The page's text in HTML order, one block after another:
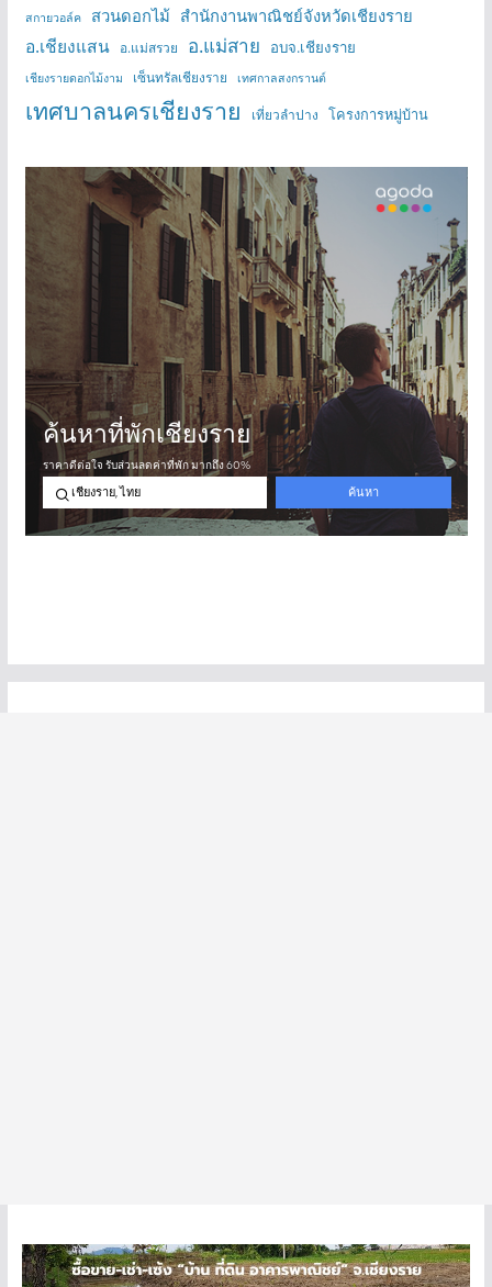
สกายวอล์ค สวนดอกไม้ สำนักงานพาณิชย์จังหวัดเชียงราย
อ.เชียงแสน อ.แม่สรวย อ.แม่สาย อบจ.เชียงราย
เชียงรายดอกไม้งาม เซ็นทรัลเชียงราย เทศกาลสงกรานต์
เทศบาลนครเชียงราย เที่ยวลำปาง โครงการหมู่บ้าน